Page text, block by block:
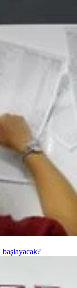
başlayacak?